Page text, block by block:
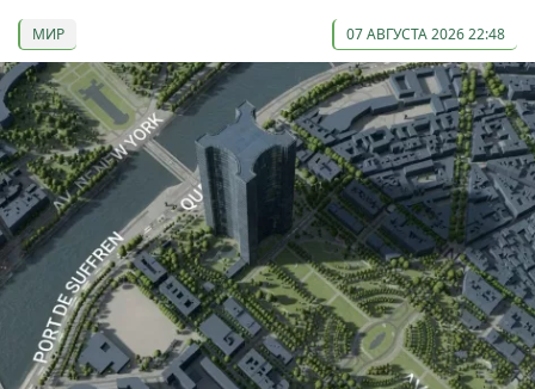
МИР 07 АВГУСТА 2026 22:48